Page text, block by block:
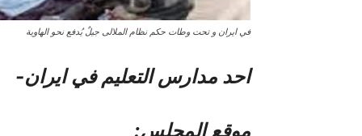
في ایران و تحت وطات حکم نظام الملالی جيلٌ يُدفع نحو الهاوية
احد مدارس التعلیم في ایران-
موقع المجلس: